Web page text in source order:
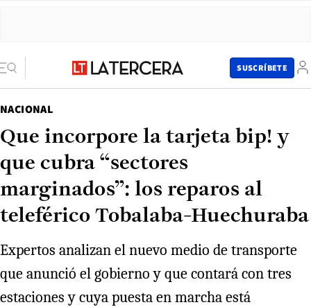
SUSCRÍBETE
NACIONAL
Que incorpore la tarjeta bip! y
que cubra “sectores
marginados”: los reparos al
teleférico Tobalaba-Huechuraba
Expertos analizan el nuevo medio de transporte
que anunció el gobierno y que contará con tres
estaciones y cuya puesta en marcha está